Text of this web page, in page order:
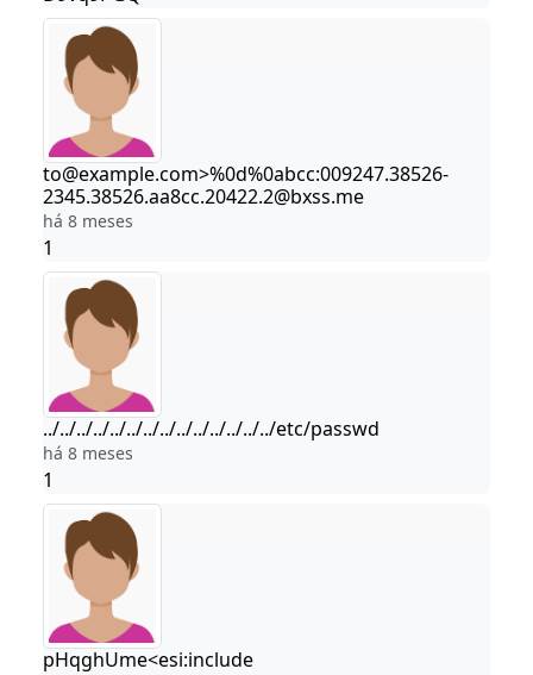
to@example.com>%0d%0abcc:009247.38526-
2345.38526.aa8cc.20422.2@bxss.me
há 8 meses
1
../../../../../../../../../../../../../../etc/passwd
há 8 meses
1
pHqghUme<esi:include